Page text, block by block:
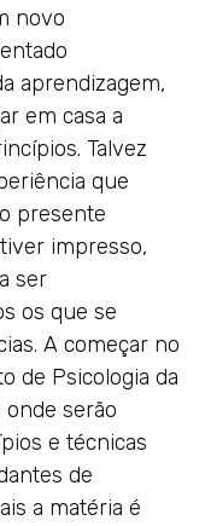
novo
aprendizagem,
em casa a
Talvez
que
presente
impresso,
ser
os que se
A começar no
de Psicologia da
serão
e técnicas
de
a matéria é